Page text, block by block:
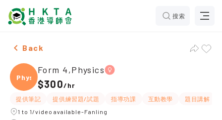
搜索
Female Form 4,Physics，Fanling Tuition
Back
Physi
Form 4,Physics
$300/hr
提供筆記 提供練習題/試題 指導功課 互動教學 題目講解
1 to 1/video available-Fanling